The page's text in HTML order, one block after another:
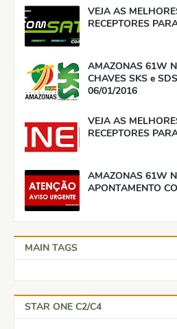
VEJA AS
RECEPTORES
AMAZONAS 61W
CHAVES SKS e
06/01/2016
VEJA AS
RECEPTORES
AMAZONAS 61W
APONTAMENTO
MAIN TAGS
STAR ONE C2/C4